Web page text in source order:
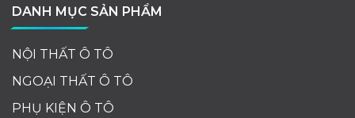
DANH MỤC SẢN PHẨM
NỘI THẤT Ô TÔ
NGOẠI THẤT Ô TÔ
PHỤ KIỆN Ô TÔ